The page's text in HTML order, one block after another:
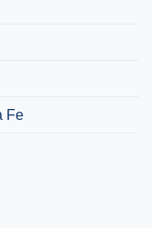
Fe